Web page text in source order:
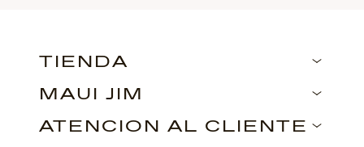
TIENDA
MAUI JIM
ATENCIÓN AL CLIENTE